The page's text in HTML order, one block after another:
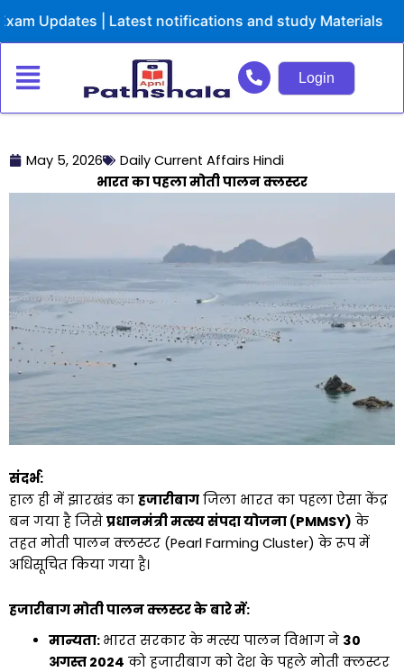
to
Updates | Latest notifications and study Materials
Login
May 5, 2026
Daily Current Affairs Hindi
भारत का पहला मोती पालन क्लस्टर
संदर्भ:
हाल ही में झारखंड का हजारीबाग जिला भारत का पहला ऐसा केंद्र
बन गया है जिसे प्रधानमंत्री मत्स्य संपदा योजना (PMMSY) के
तहत मोती पालन क्लस्टर (Pearl Farming Cluster) के रूप में
अधिसूचित किया गया है।
हजारीबाग मोती पालन क्लस्टर के बारे में:
मान्यता: भारत सरकार के मत्स्य पालन विभाग ने 30
अगस्त 2024 को हजारीबाग को देश के पहले मोती क्लस्टर